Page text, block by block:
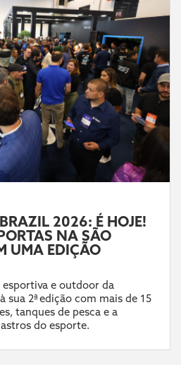
2026: É HOJE!
NA SÃO
UMA EDIÇÃO
e outdoor da
sua 2ª edição com mais de 15
tanques de pesca e a
do esporte.